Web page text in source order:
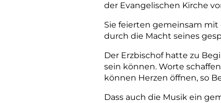
der Evangelischen Kirche
Sie feierten gemeinsam
durch die Macht seines
Der Erzbischof hatte zu
sein können. Worte
können Herzen öffnen, so
Dass auch die Musik ein